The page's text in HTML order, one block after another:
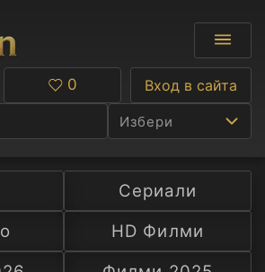
Избери
Ф
С
Любими
0 Вход в сайта
Сериали
HD Филми